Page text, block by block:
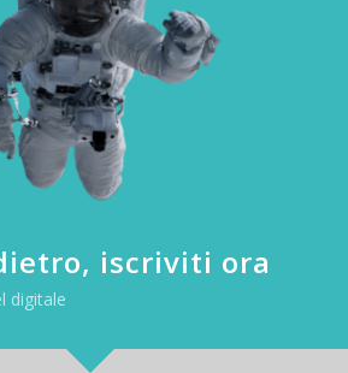
in diretta streaming dagli Studi
iscriviti ora
digitale